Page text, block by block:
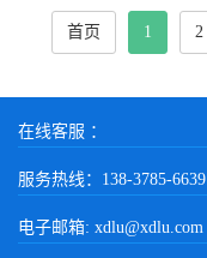
首页 1 2
在线客服 ：
服务热线：138-3785-6639
电子邮箱: xdlu@xdlu.com